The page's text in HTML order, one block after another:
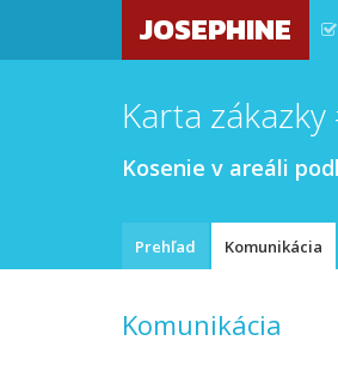
JOSEPHINE
Karta
Kosenie v areáli
Prehľad Komunikácia
Komunikácia